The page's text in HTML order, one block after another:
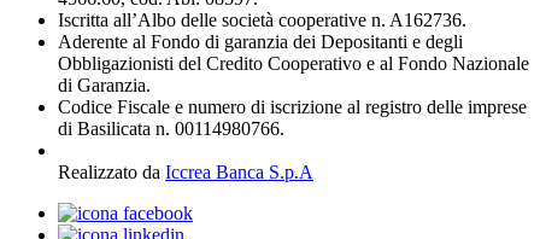
Iscritta all’Albo delle società cooperative n. A162736.
Aderente al Fondo di garanzia dei Depositanti e degli
Obbligazionisti del Credito Cooperativo e al Fondo Nazionale
di Garanzia.
Codice Fiscale e numero di iscrizione al registro delle imprese
di Basilicata n. 00114980766.
Realizzato da Iccrea Banca S.p.A